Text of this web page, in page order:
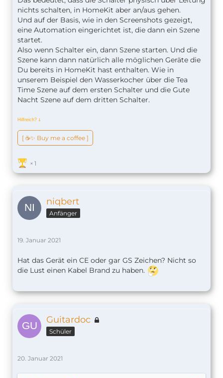
nichts schalten, in HomeKit aber an/aus gehen.
Und auf der Basis, wie in den Screenshots gezeigt,
eine Automation eingerichtet ist, die dann ein Szene
startet.
Also wenn Schalter ein, dann Szene starten. Und die
Szene kann dann natürlich alle möglichen Geräte die
Du bereits in HomeKit hast enthalten. Wie in
unserem Beispiel den Wasserkocher über die Tea
Time Szene auf dem ersten Schalter und die Gute
Nacht Szene auf dem dritten Schalter.
Hilfreich? ↆ
[ ☕️✨ Buy me a coffee ]
1
niqbert
Anfänger
19. Januar 2021
Hat das Gerät ein CE oder gar GS Zeichen? Nicht so
die Lust einen Kabel Brand zu haben.
Guitardoc
Schüler
20. Januar 2021